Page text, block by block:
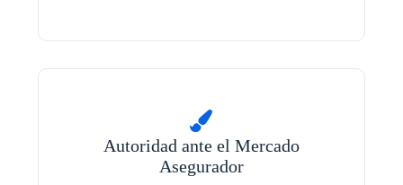
Autoridad ante el Mercado
Asegurador